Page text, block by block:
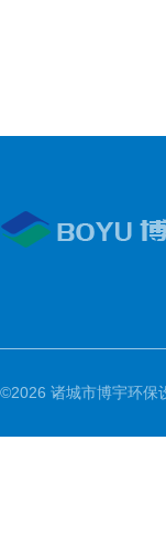
©2026 诸城市博宇环保